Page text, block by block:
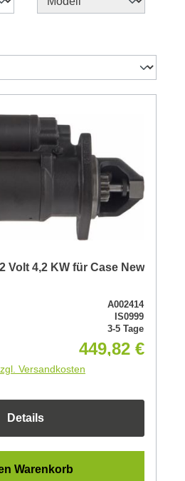
Volt 4,2 KW für Case New
A002414
IS0999
3-5 Tage
449,82 €
Versandkosten
Details
Warenkorb